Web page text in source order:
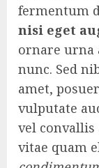
fermentum
nisi eget
ornare urna
nunc. Sed
amet,
vulputate
vel convallis
vitae quam